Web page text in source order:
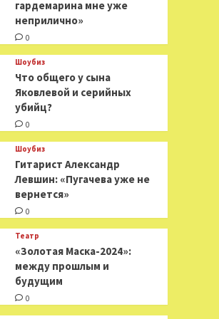
гардемарина мне уже
неприлично»
0
Шоубиз
Что общего у сына
Яковлевой и серийных
убийц?
0
Шоубиз
Гитарист Александр
Левшин: «Пугачева уже не
вернется»
0
Театр
«Золотая Маска-2024»:
между прошлым и
будущим
0